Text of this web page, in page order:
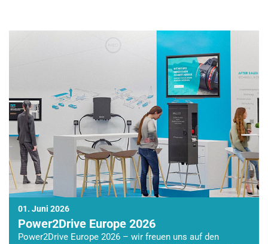
01. Juni 2026
Power2Drive Europe 2026
Power2Drive Europe 2026 – wir freuen uns auf den